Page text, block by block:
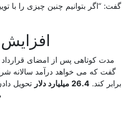
“اگر بتوانیم چنین چیزی را با
افزایش
مدت کوتاهی پس از امضای قرارداد خرید
کند. 26.4 میلیارد دلار تحویل دادن90